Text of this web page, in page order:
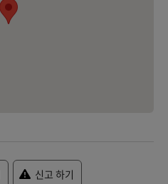
신고 하기